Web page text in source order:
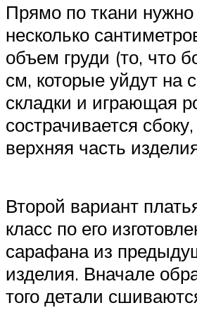
Прямо по ткани
несколько
объем груди (то, что
см, которые уйдут на
складки и играющая
сострачивается
верхняя часть
Второй вариант
класс по его
сарафана из
изделия. Вначале
того детали